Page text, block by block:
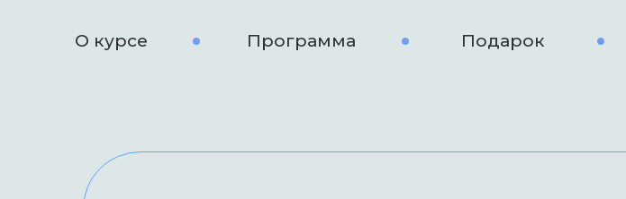
О курсе Программа Подарок